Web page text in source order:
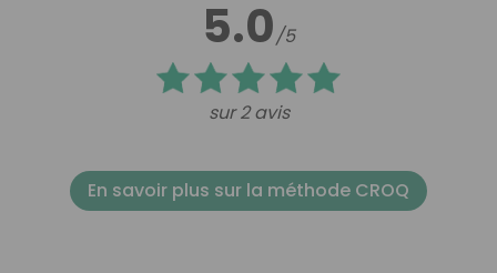
5.0/5
sur 2 avis
En savoir plus sur la méthode CROQ